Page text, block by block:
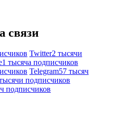
связи
Twitter2 тысячи
1 тысяча подписчиков
Telegram57 тысяч
подписчиков
подписчиков